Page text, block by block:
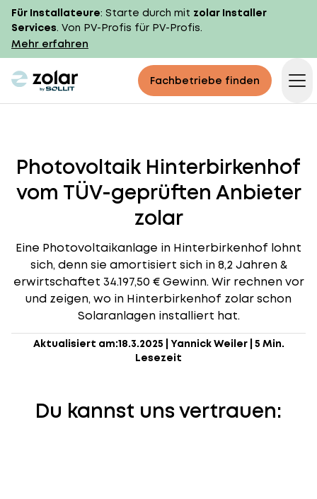
Für Installateure: Starte durch mit zolar Installer
Services. Von PV-Profis für PV-Profis.
Mehr erfahren
zolar logo Fachbetriebe finden
Photovoltaik Hinterbirkenhof
vom TÜV-geprüften Anbieter
zolar
Eine Photovoltaikanlage in Hinterbirkenhof lohnt
sich, denn sie amortisiert sich in 8,2 Jahren &
erwirtschaftet 34.197,50 € Gewinn. Wir rechnen vor
und zeigen, wo in Hinterbirkenhof zolar schon
Solaranlagen installiert hat.
Aktualisiert am:18.3.2025 Yannick Weiler| 5 Min.
Lesezeit
Du kannst uns vertrauen: